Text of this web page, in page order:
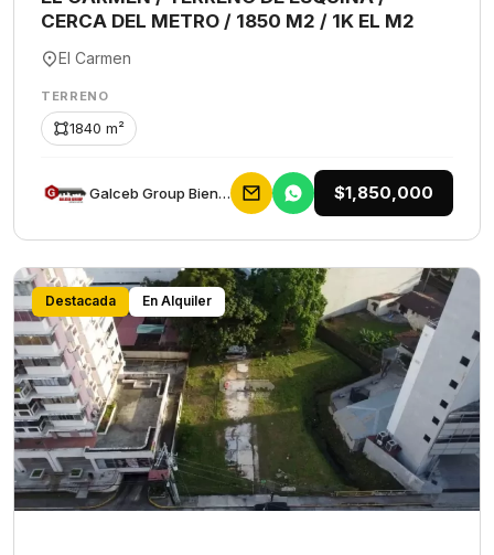
CERCA DEL METRO / 1850 M2 / 1K EL M2
El Carmen
TERRENO
1840 m²
Galceb Group Bienes Raices $1,850,000
Destacada En Alquiler